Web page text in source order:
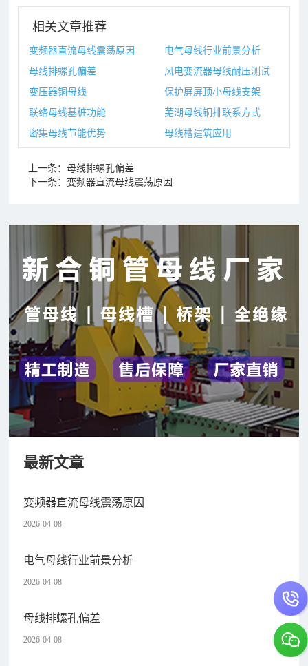
相关文章推荐
变频器直流母线震荡原因
电气母线行业前景分析
母线排螺孔偏差
风电变流器母线耐压测试
变压器铜母线
保护屏屏顶小母线支架
联络母线基桩功能
芜湖母线铜排联系方式
密集母线节能优势
母线槽建筑应用
上一条：母线排螺孔偏差
下一条： 变频器直流母线震荡原因
最新文章
变频器直流母线震荡原因
2026-04-08
电气母线行业前景分析
2026-04-08
母线排螺孔偏差
2026-04-08